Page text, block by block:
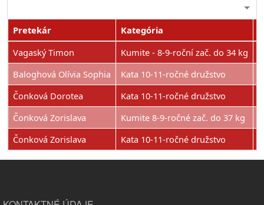
Pretekár Kategória
Vagaský Timon
Kumite - 8-9-roční zač. do 34 kg
Baloghová Olívia Sophia
Kata 10-11-ročné družstvo
Čonková Dorotea
Kata 10-11-ročné družstvo
Čonková Zorislava
Kumite 8-9-ročné zač. do 37 kg
Čonková Zorislava
Kata 10-11-ročné družstvo